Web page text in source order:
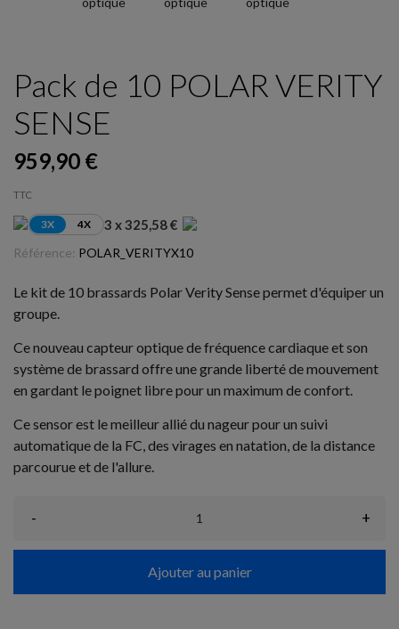
Pack de 10 POLAR VERITY
SENSE
959,90 €
TTC
3X 4X 3 x 325,58 €
Référence: POLAR_VERITYX10
Le kit de 10 brassards Polar Verity Sense permet d'équiper un
groupe.
Ce nouveau capteur optique de fréquence cardiaque et son
système de brassard offre une grande liberté de mouvement
en gardant le poignet libre pour un maximum de confort.
Ce sensor est le meilleur allié du nageur pour un suivi
automatique de la FC, des virages en natation, de la distance
parcourue et de l'allure.
- +
Ajouter au panier